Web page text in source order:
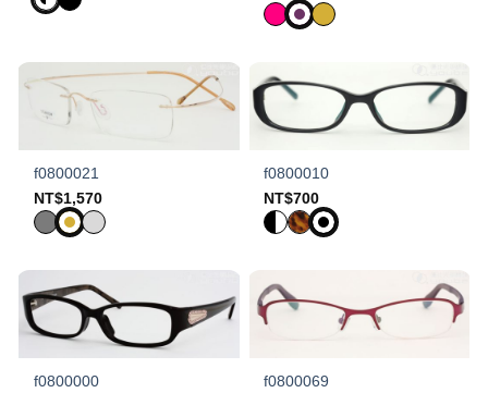
f0800021
NT$1,570
f0800010
NT$700
f0800000 f0800069